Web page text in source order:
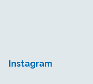
Instagram